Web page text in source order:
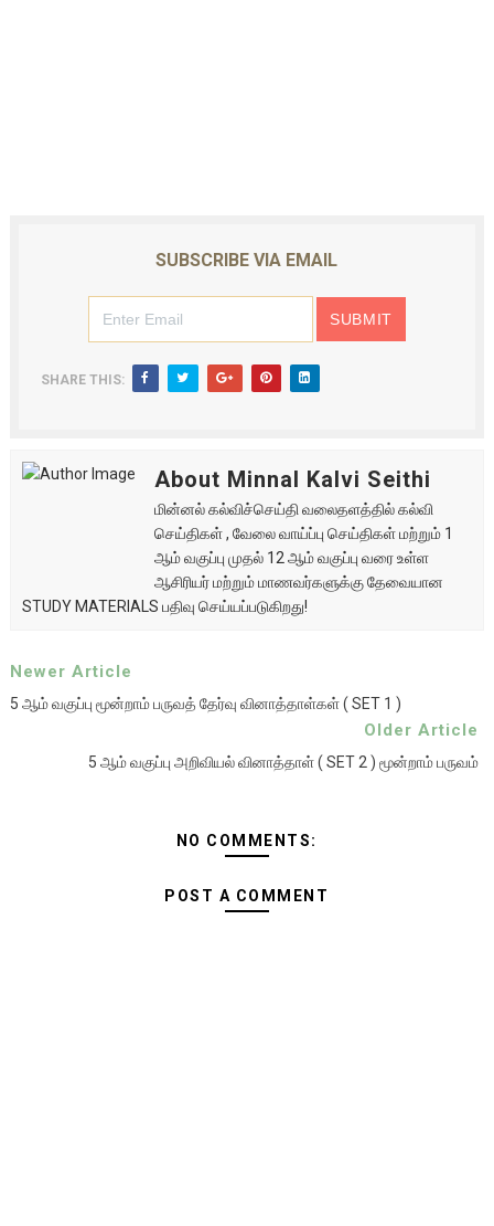
SUBSCRIBE VIA EMAIL
SHARE THIS:
About Minnal Kalvi Seithi
மின்னல் கல்விச்செய்தி வலைதளத்தில் கல்வி
செய்திகள் , வேலை வாய்ப்பு செய்திகள் மற்றும் 1
ஆம் வகுப்பு முதல் 12 ஆம் வகுப்பு வரை உள்ள
ஆசிரியர் மற்றும் மாணவர்களுக்கு தேவையான
STUDY MATERIALS பதிவு செய்யப்படுகிறது!
Newer Article
5 ஆம் வகுப்பு மூன்றாம் பருவத் தேர்வு வினாத்தாள்கள் ( SET 1 )
Older Article
5 ஆம் வகுப்பு அறிவியல் வினாத்தாள் ( SET 2 ) மூன்றாம் பருவம்
NO COMMENTS:
POST A COMMENT